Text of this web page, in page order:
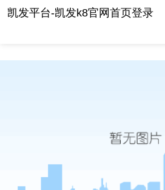
公益团建 -凯发平台
凯发平台-凯发k8官网首页登录